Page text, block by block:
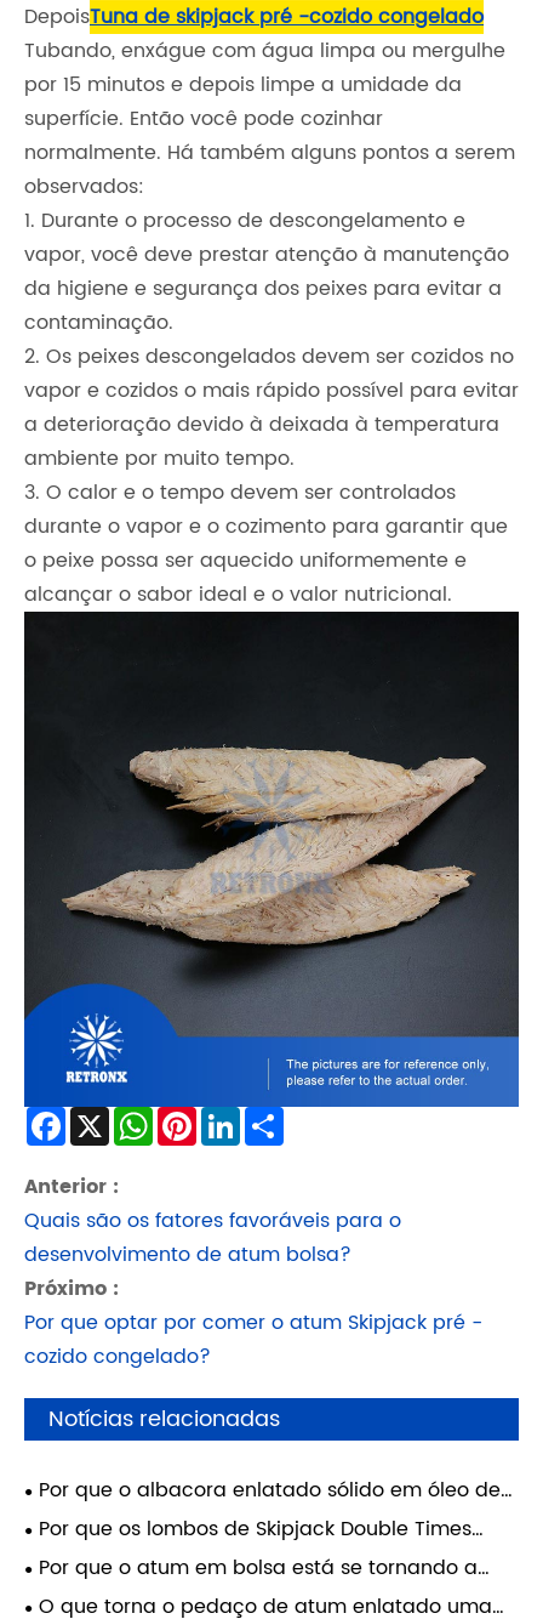
DepoisTuna de skipjack pré -cozido congelado
Tubando, enxágue com água limpa ou mergulhe
por 15 minutos e depois limpe a umidade da
superfície. Então você pode cozinhar
normalmente. Há também alguns pontos a serem
observados:
1. Durante o processo de descongelamento e
vapor, você deve prestar atenção à manutenção
da higiene e segurança dos peixes para evitar a
contaminação.
2. Os peixes descongelados devem ser cozidos no
vapor e cozidos o mais rápido possível para evitar
a deterioração devido à deixada à temperatura
ambiente por muito tempo.
3. O calor e o tempo devem ser controlados
durante o vapor e o cozimento para garantir que
o peixe possa ser aquecido uniformemente e
alcançar o sabor ideal e o valor nutricional.
Facebook
X WhatsApp
PinterestLinkedIn
Share
Anterior :
Quais são os fatores favoráveis ​​para o
desenvolvimento de atum bolsa?
Próximo :
Por que optar por comer o atum Skipjack pré -
cozido congelado?
Notícias relacionadas
Por que o albacora enlatado sólido em óleo de
soja é uma escolha inteligente para refeições
nutritivas e convenientes?
Por que os lombos de Skipjack Double Times
Cleaning são considerados o padrão ouro no
processamento de frutos do mar
Por que o atum em bolsa está se tornando a
escolha preferida dos consumidores modernos?
O que torna o pedaço de atum enlatado uma